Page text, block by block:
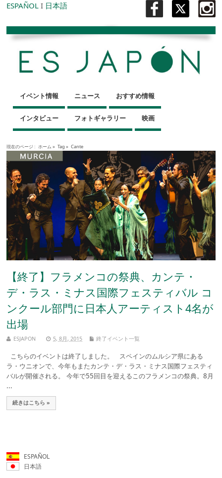
ESPAÑOL I 日本語
イベント情報 ニュース おすすめ情報
インタビュー フォトギャラリー 映画
現在のページ : ホーム » Tag » Cante
【終了】フラメンコの祭典、カンテ・
デ・ラス・ミナス国際フェスティバル コ
ンクール部門に日本人アーティスト4名が
出場
ESJAPON 5, 8月, 2015 終了イベント一覧
こちらのイベントは終了しました。 スペインのムルシア県にある
ラ・ウニオンで、今年もまたカンテ・デ・ラス・ミナス国際フェスティ
バルが開催される。 今年で55回目を迎えるこのフラメンコの祭典。8月
...
続きはこちら »
ESPAÑOL
日本語